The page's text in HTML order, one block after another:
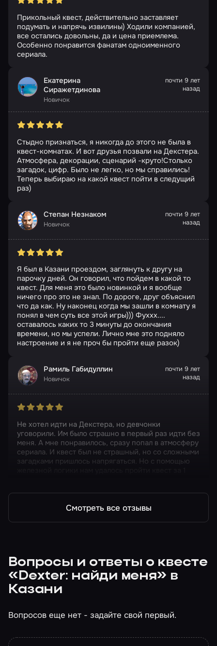
Прикольный квест, действительно заставляет
подумать и напрячь извилины) Ходили компанией,
все остались довольны, да и цена приемлема.
Особенно понравится фанатам одноименного
сериала.
Екатерина
Сиражетдинова
Новичок
почти 9 лет
назад
Стыдно признаться, я никогда до этого не была в
квест-комнатах. И вот друзья позвали на Декстера.
Атмосфера, декорации, сценарий -круто!Столько
загадок, цифр. Было не легко, но мы справились!
Теперь выбираю на какой квест пойти в следущий
раз)
Степан Незнаком
Новичок
почти 9 лет
назад
Я был в Казани проездом, заглянуть к другу на
парочку дней. Он говорил, что пойдем в какой то
квест. Для меня это было новинкой и я вообще
ничего про это не знал. По дороге, друг объяснил
что да как. Ну наконец когда мы зашли в комнату я
понял в чем суть все этой игры))) Фуххх....
оставалось каких то 3 минуты до окончания
времени, но мы успели. Лично мне это подняло
настроение и я не проч бы пройти еще разок)
Рамиль Габидуллин
Новичок
почти 9 лет
назад
Не хотел идти на Декстера, но девчонки
уговорили. Им было страшно в первый раз идти без
меня. А мне понравилось, сразу попал в атмосферу
сериала. И квест был не страшный, но со сложными
загадками пришлось напрягаться. Но с помощью
Смотреть все отзывы
Вопросы и ответы о квесте
«Dexter: найди меня» в
Казани
Вопросов еще нет - задайте свой первый.